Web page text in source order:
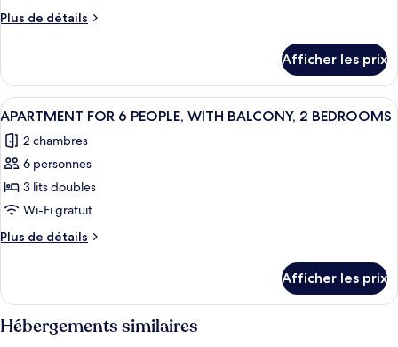
chambre :
4
PEOPLE,
WITH
BALCONY
Plus de détails
Plus
STUDIO
FOR
4
WITH
BALCONY
Afficher les prix
Afficher
toutes
les
photos
pour
ce
type
de
APARTMENT
FOR
6
Un salon moderne avec un canapé
11
APARTMENT FOR 6 PEOPLE, WITH BALCONY, 2 BEDROOMS
2 chambres
6 personnes
3 lits doubles
Wi-Fi gratuit
Plus de détails
Plus
APARTMENT
FOR
6
Afficher les prix
Hébergements similaires